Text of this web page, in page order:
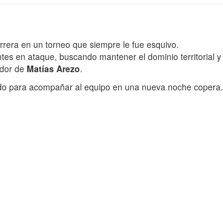
en un torneo que siempre le fue esquivo.
en ataque, buscando mantener el dominio territorial y
de Matías Arezo.
para acompañar al equipo en una nueva noche copera.